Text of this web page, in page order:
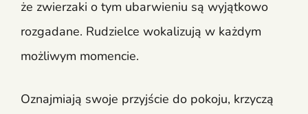
że zwierzaki o tym ubarwieniu są wyjątkowo
rozgadane. Rudzielce wokalizują w każdym
możliwym momencie.
Oznajmiają swoje przyjście do pokoju, krzyczą